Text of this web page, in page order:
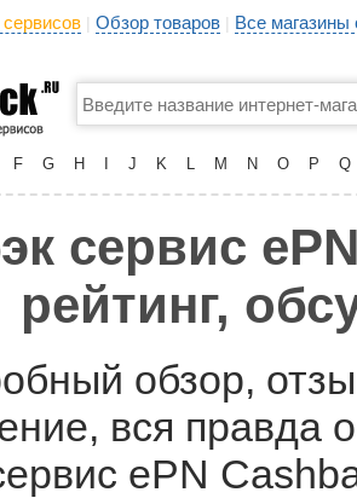
| Обзор товаров | Все
F G H J K L M N O P Q
сервис
рейтинг,
обзор,
вся правда
ePN